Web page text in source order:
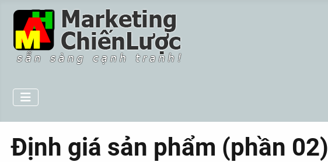
Định giá sản phẩm (phần 02)